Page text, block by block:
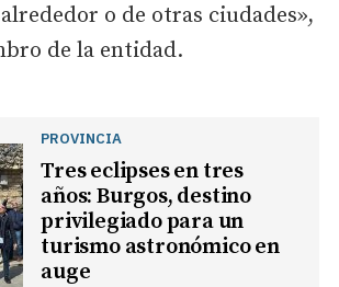
o de otras ciudades»,
de la entidad.
PROVINCIA
Tres eclipses en tres
años: Burgos, destino
privilegiado para un
turismo astronómico en
auge